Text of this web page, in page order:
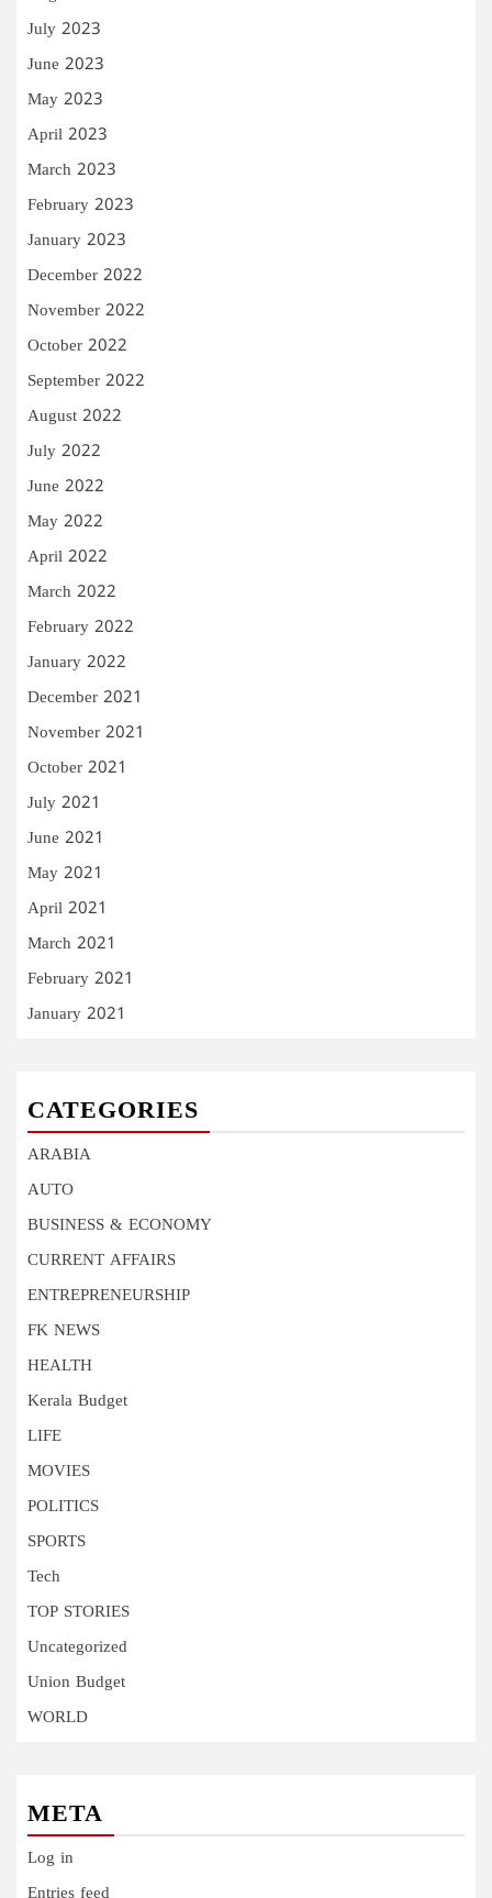
July 2023
June 2023
May 2023
April 2023
March 2023
February 2023
January 2023
December 2022
November 2022
October 2022
September 2022
August 2022
July 2022
June 2022
May 2022
April 2022
March 2022
February 2022
January 2022
December 2021
November 2021
October 2021
July 2021
June 2021
May 2021
April 2021
March 2021
February 2021
January 2021
CATEGORIES
ARABIA
AUTO
BUSINESS & ECONOMY
CURRENT AFFAIRS
ENTREPRENEURSHIP
FK NEWS
HEALTH
Kerala Budget
LIFE
MOVIES
POLITICS
SPORTS
Tech
TOP STORIES
Uncategorized
Union Budget
WORLD
META
Log in